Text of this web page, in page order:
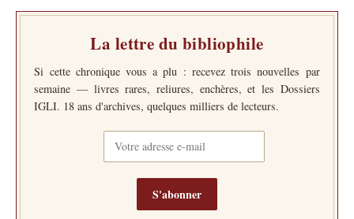
La lettre du bibliophile
Si cette chronique vous a plu : recevez trois nouvelles par
semaine — livres rares, reliures, enchères, et les Dossiers
IGLI. 18 ans d'archives, quelques milliers de lecteurs.
S'abonner